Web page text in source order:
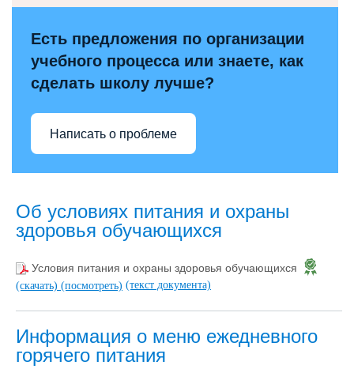
Есть предложения по организации
учебного процесса или знаете, как
сделать школу лучше?
Написать о проблеме
Об условиях питания и охраны
здоровья обучающихся
Условия питания и охраны здоровья обучающихся
(скачать) (посмотреть) (текст документа)
Информация о меню ежедневного
горячего питания